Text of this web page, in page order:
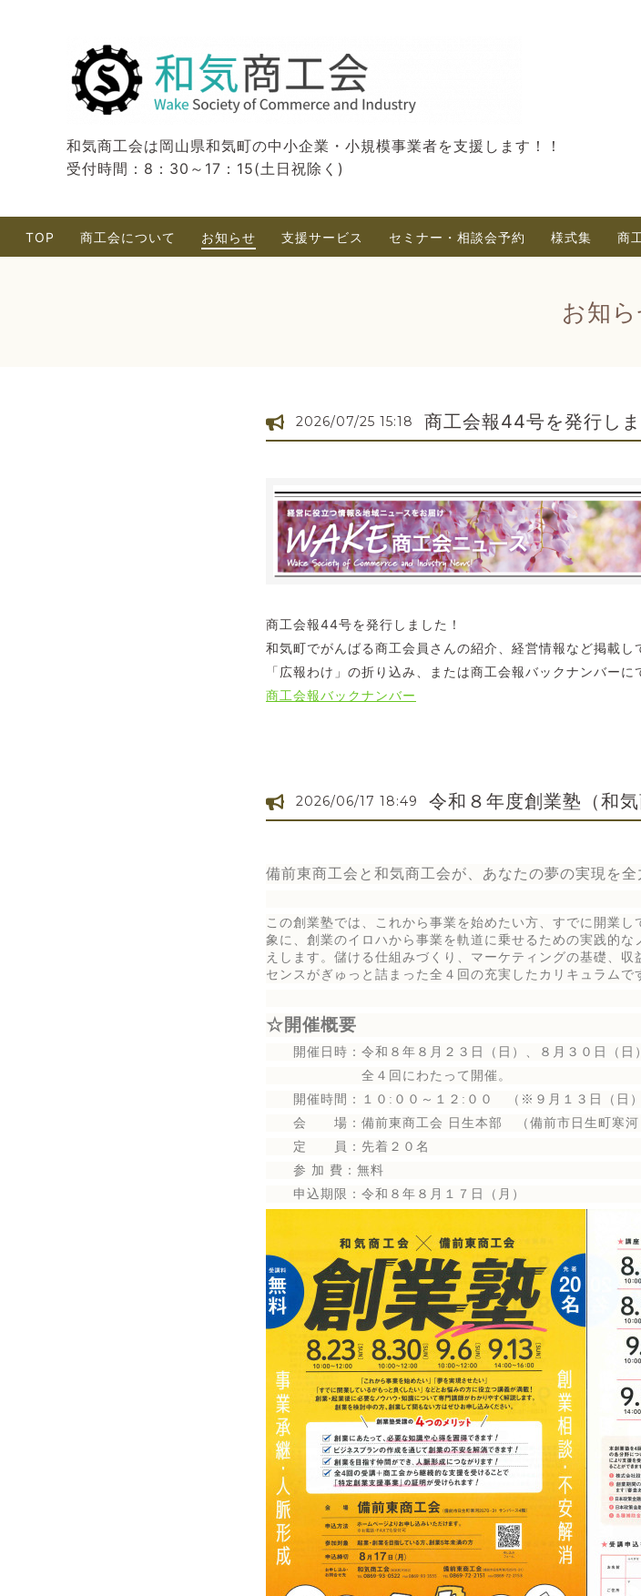
和気商工会は岡山県和気町の中小企業・小規模事業者を支援します！！
受付時間：8：30～17：15(土日祝除く)
TOP 商工会について お知らせ 支援サービス セミナー・相談会予約 様式集 商
お知
2026/07/25 15:18 商工会報44号を発行しま
商工会報44号を発行しました！
和気町でがんばる商工会員さんの紹介、経営情報など掲載し
「広報わけ」の折り込み、または商工会報バックナンバーに
商工会報バックナンバー
2026/06/17 18:49 令和８年度創業塾（和
備前東商工会と和気商工会が、あなたの夢の実現を
この創業塾では、これから事業を始めたい方、すでに開業
象に、創業のイロハから事業を軌道に乗せるための実践的
えします。儲ける仕組みづくり、マーケティングの基礎、
センスがぎゅっと詰まった全４回の充実したカリキュラムで
☆開催概要
開催日時：令和８年８月２３日（日）、８月３０日（日
全４回にわたって開催。
開催時間：１０:００～１２:００ （※９月１３日（日
会 場：備前東商工会 日生本部 （備前市日生町寒河２
定 員：先着２０名
参 加 費：無料
申込期限：令和８年８月１７日（月）